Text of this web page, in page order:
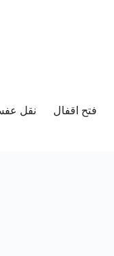
فتح اقفال نقل